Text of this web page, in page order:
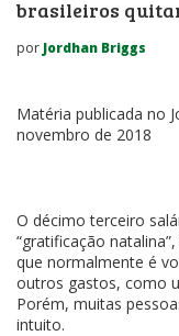
brasileiros
por Jordhan Briggs
Matéria publicada no
novembro de 2018
O décimo terceiro
“gratificação
que normalmente é
outros gastos, como
Porém, muitas
intuito.